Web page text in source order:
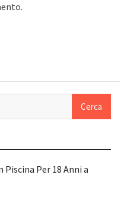
Per 18 Anni a